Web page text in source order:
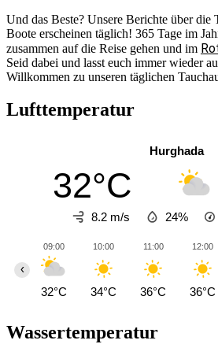
Und das Beste? Unsere Berichte über die
Boote erscheinen täglich! 365 Tage im
zusammen auf die Reise gehen und im
Seid dabei und lasst euch immer wieder
Willkommen zu unseren täglichen
Lufttemperatur
Hurghada
32°C
8.2 m/s 24%
09:00
32°C
10:00
34°C
11:00
36°C
12:00
36°C
‹
Wassertemperatur